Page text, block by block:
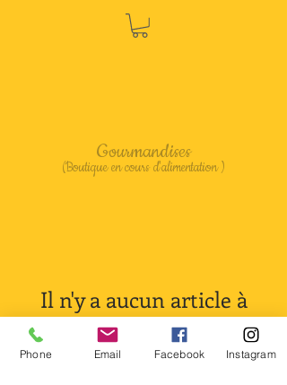
Gourmandises
(Boutique en cours d'alimentation )
Il n'y a aucun article à
afficher pour le
moment.
Phone Email Facebook Instagram